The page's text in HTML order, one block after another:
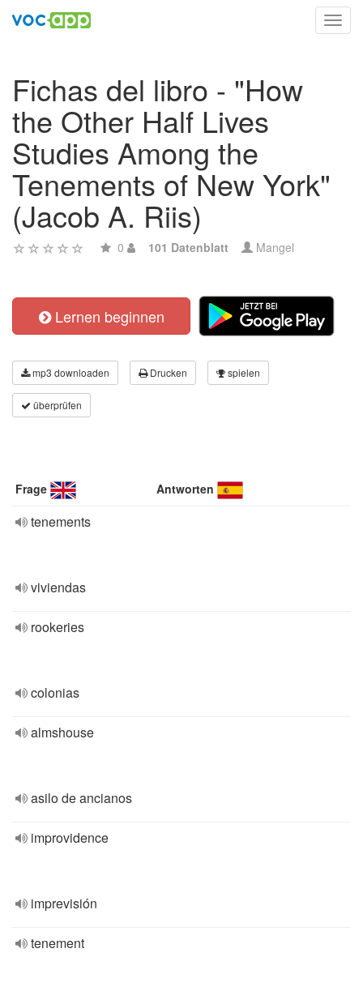
Fichas del libro - "How
the Other Half Lives
Studies Among the
Tenements of New York"
(Jacob A. Riis)
0 101 Datenblatt Mangel
Lernen beginnen
mp3 downloaden Drucken spielen
überprüfen
Frage Antworten
tenements
viviendas
rookeries
colonias
almshouse
asilo de ancianos
improvidence
imprevisión
tenement